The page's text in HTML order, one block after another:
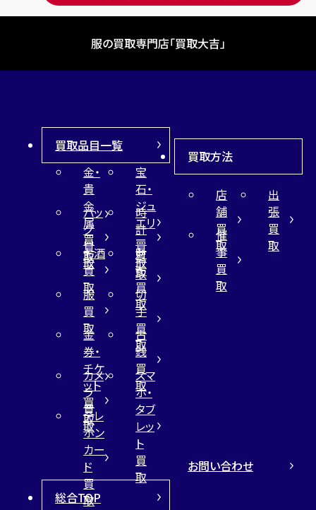
服の買取専門店「買取大吉」
買取品目一覧
金・
貴
金
属
買
取
宝
石・
ジュ
エリ
ー
買
取
バッ
グ
買
取
時
計
買
取
お酒
買
取
財
布
買
取
服
買
取
切
手
買
取
金
券・
チケ
ット
買
取
古
銭
買
取
カメ
ラ
買
取
スマ
ホ・
タブ
レッ
ト
買
取
テレ
ホン
カー
ド
買
取
買取方法
店
舗
買
取
出
張
買
取
催
事
買
取
総合TOP
お問い合わせ